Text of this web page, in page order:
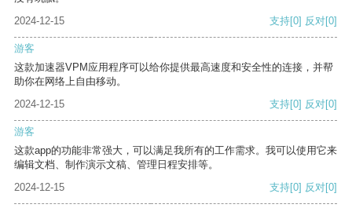
2024-12-15
支持[0] 反对[0]
游客
这款加速器VPM应用程序可以给你提供最高速度和安全性的连接，并帮
助你在网络上自由移动。
2024-12-15
支持[0] 反对[0]
游客
这款app的功能非常强大，可以满足我所有的工作需求。我可以使用它来
编辑文档、制作演示文稿、管理日程安排等。
2024-12-15
支持[0] 反对[0]